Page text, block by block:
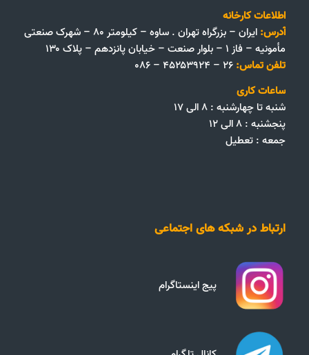
اطلاعات کارخانه
آدرس:
ایران – بزرگراه تهران . ساوه – کیلومتر ۸۰ – شهرک صنعتی
مأمونیه – فاز ۱ – بلوار صنعت – خیابان پانزدهم – پلاک ۱۳۰
تلفن تماس:
ساعات کاری
شنبه تا چهارشنبه : ۸ الی ۱۷
پنجشنبه : ۸ الی ۱۲
جمعه‌ :‌ تعطیل
ارتباط در شبکه های اجتماعی
پیج اینستاگرام